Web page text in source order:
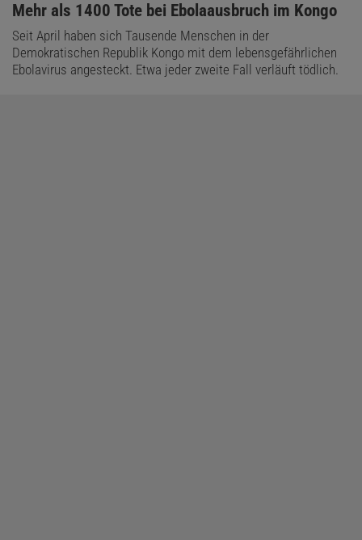
:
Mehr als 1400 Tote bei Ebolaausbruch im Kongo
Seit April haben sich Tausende Menschen in der
Demokratischen Republik Kongo mit dem lebensgefährlichen
Ebolavirus angesteckt. Etwa jeder zweite Fall verläuft tödlich.